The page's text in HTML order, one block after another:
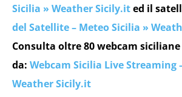
Sicilia » Weather Sicily.ited il
del Satellite – Meteo Sicilia »
Consulta oltre 80 webcam
da: Webcam Sicilia Live Streaming
Weather Sicily.it